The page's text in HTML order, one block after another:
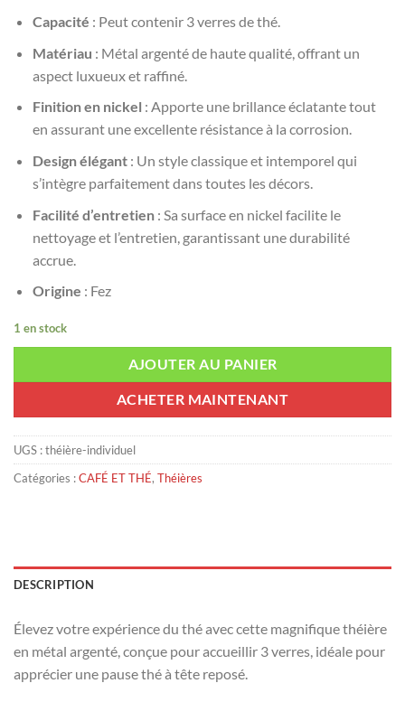
Capacité : Peut contenir 3 verres de thé.
Matériau : Métal argenté de haute qualité, offrant un
aspect luxueux et raffiné.
Finition en nickel : Apporte une brillance éclatante tout
en assurant une excellente résistance à la corrosion.
Design élégant: Un style classique et intemporel qui
s’intègre parfaitement dans toutes les décors.
Facilité d’entretien: Sa surface en nickel facilite le
nettoyage et l’entretien, garantissant une durabilité
accrue.
Origine : Fez
1 en stock
AJOUTER AU PANIER
ACHETER MAINTENANT
UGS :théière-individuel
Catégories :CAFÉ ET THÉ, Théières
DESCRIPTION
Élevez votre expérience du thé avec cette magnifique théière
en métal argenté, conçue pour accueillir 3 verres, idéale pour
apprécier une pause thé à tête reposé.